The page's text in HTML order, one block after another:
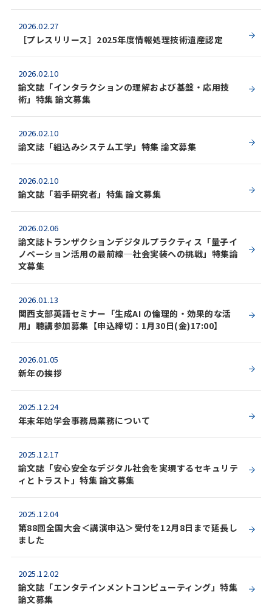
2026.02.27
［プレスリリース］2025年度情報処理技術遺産認定
2026.02.10
論文誌「インタラクションの理解および基盤・応用技
術」特集 論文募集
2026.02.10
論文誌「組込みシステム工学」特集 論文募集
2026.02.10
論文誌「若手研究者」特集 論文募集
2026.02.06
論文誌トランザクションデジタルプラクティス「量子イ
ノベーション活用の最前線─社会実装への挑戦」特集論
文募集
2026.01.13
関西支部英語セミナー「生成AI の倫理的・効果的な活
用」聴講参加募集【申込締切：1月30日(金)17:00】
2026.01.05
新年の挨拶
2025.12.24
年末年始学会事務局業務について
2025.12.17
論文誌「安心安全なデジタル社会を実現するセキュリテ
ィとトラスト」特集 論文募集
2025.12.04
第88回全国大会＜講演申込＞受付を12月8日まで延長し
ました
2025.12.02
論文誌「エンタテインメントコンピューティング」特集
論文募集